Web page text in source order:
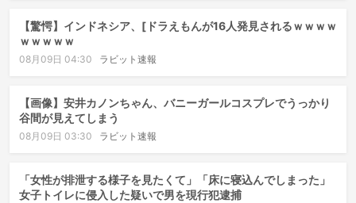
【驚愕】インドネシア、[ドラえもんが16人発見されるｗｗｗｗ
ｗｗｗｗｗ
08月09日 04:30 ラビット速報
【画像】安井カノンちゃん、バニーガールコスプレでうっかり
谷間が見えてしまう
08月09日 03:30 ラビット速報
「女性が排泄する様子を見たくて」「床に寝込んでしまった」
女子トイレに侵入した疑いで男を現行犯逮捕